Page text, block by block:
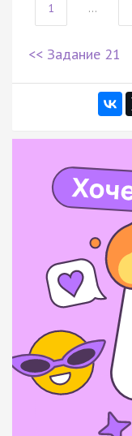
1 ...
<< Задание 21